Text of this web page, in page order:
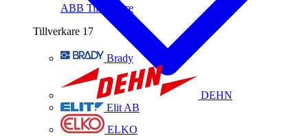
ABB Tillverkare
Tillverkare 17
Brady
DEHN
Elit AB
ELKO